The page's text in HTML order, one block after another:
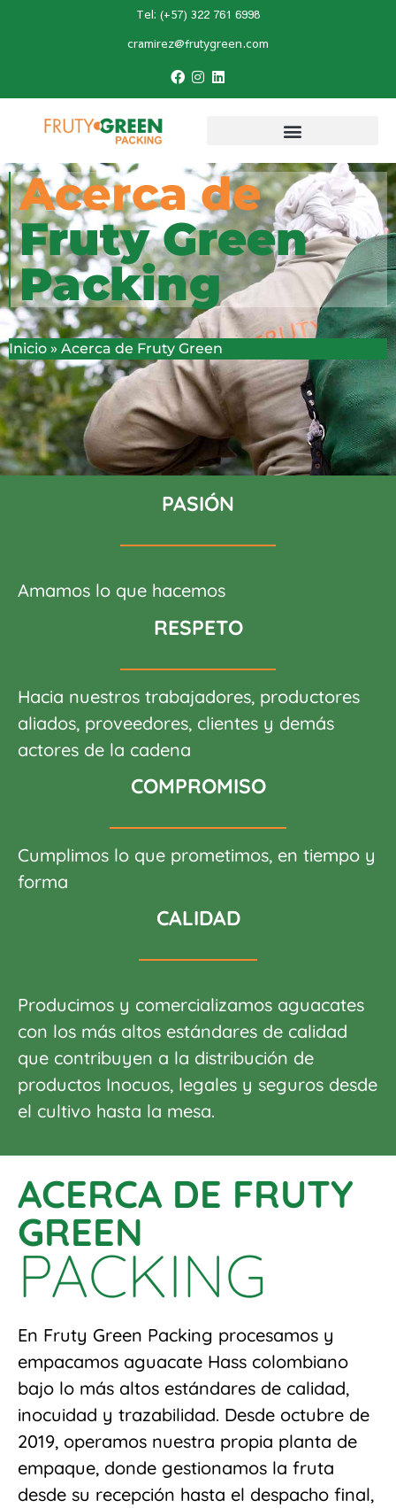
Tel: (+57) 322 761 6998
cramirez@frutygreen.com
Acerca de
Fruty Green
Packing
Inicio » Acerca de Fruty Green
PASIÓN
Amamos lo que hacemos
RESPETO
Hacia nuestros trabajadores, productores
aliados, proveedores, clientes y demás
actores de la cadena
COMPROMISO
Cumplimos lo que prometimos, en tiempo y
forma
CALIDAD
Producimos y comercializamos aguacates
con los más altos estándares de calidad
que contribuyen a la distribución de
productos Inocuos, legales y seguros desde
el cultivo hasta la mesa.
ACERCA DE FRUTY
GREEN
PACKING
En Fruty Green Packing procesamos y
empacamos aguacate Hass colombiano
bajo lo más altos estándares de calidad,
inocuidad y trazabilidad. Desde octubre de
2019, operamos nuestra propia planta de
empaque, donde gestionamos la fruta
desde su recepción hasta el despacho final,